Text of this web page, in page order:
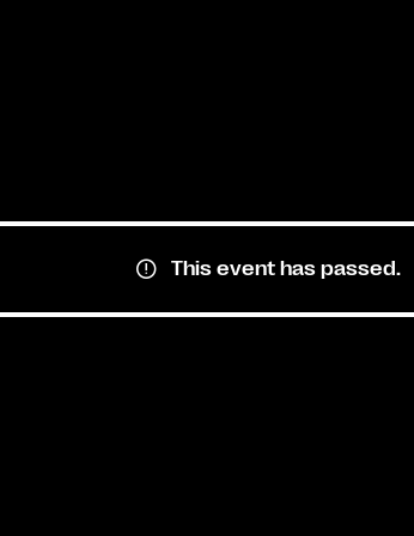
This event has passed.